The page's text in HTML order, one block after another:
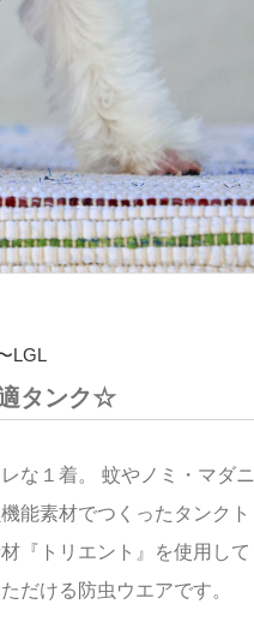
LGL
タンク☆
な１着。 蚊やノミ・マダニ
能素材でつくったタンクト
『トリエント』を使用して
だける防虫ウエアです。